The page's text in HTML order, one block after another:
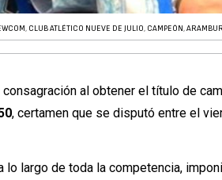
, CLUB ATLÉTICO NUEVE DE JULIO, CAMPEÓN,
al obtener el título de
, certamen que se disputó entre el
lo largo de toda la competencia,